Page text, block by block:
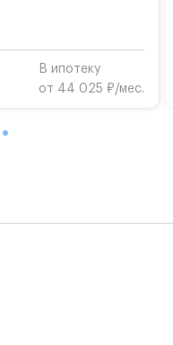
въезд
2r1326882#
В ипотеку
от 44 025 ₽/мес.